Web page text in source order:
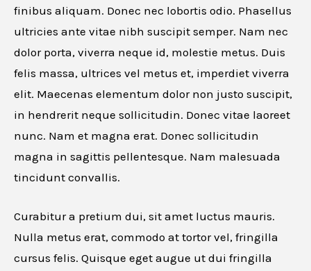
finibus aliquam. Donec nec lobortis odio. Phasellus
ultricies ante vitae nibh suscipit semper. Nam nec
dolor porta, viverra neque id, molestie metus. Duis
felis massa, ultrices vel metus et, imperdiet viverra
elit. Maecenas elementum dolor non justo suscipit,
in hendrerit neque sollicitudin. Donec vitae laoreet
nunc. Nam et magna erat. Donec sollicitudin
magna in sagittis pellentesque. Nam malesuada
tincidunt convallis.
Curabitur a pretium dui, sit amet luctus mauris.
Nulla metus erat, commodo at tortor vel, fringilla
cursus felis. Quisque eget augue ut dui fringilla